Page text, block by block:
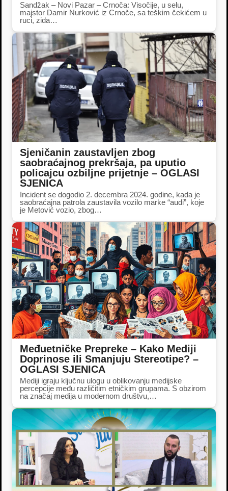
Sandžak – Novi Pazar – Crnoča: Visočije, u selu,
majstor Damir Nurković iz Crnoče, sa teškim čekićem u
ruci, zida…
Sjeničanin zaustavljen zbog
saobraćajnog prekršaja, pa uputio
policajcu ozbiljne prijetnje – OGLASI
SJENICA
Incident se dogodio 2. decembra 2024. godine, kada je
saobraćajna patrola zaustavila vozilo marke “audi”, koje
je Metović vozio, zbog…
Međuetničke Prepreke – Kako Mediji
Doprinose ili Smanjuju Stereotipe? –
OGLASI SJENICA
Mediji igraju ključnu ulogu u oblikovanju medijske
percepcije među različitim etničkim grupama. S obzirom
na značaj medija u modernom društvu,…